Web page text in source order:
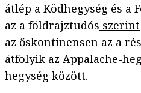
átlép a Ködhegység és a
az a földrajztudós szerint
az őskontinensen az a
átfolyik az Appalache-
hegység között.